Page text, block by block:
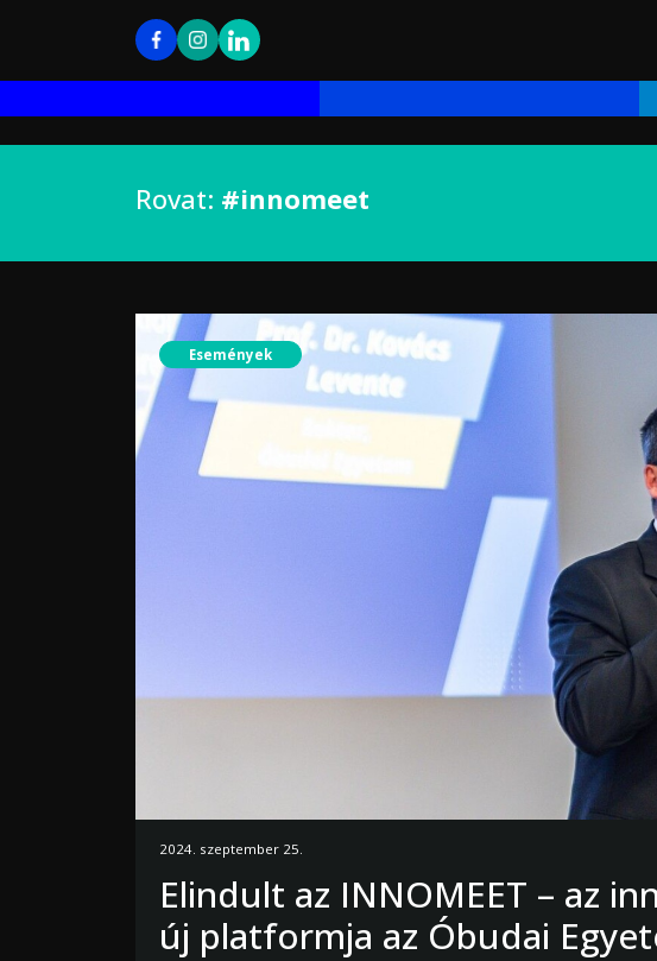
Rovat: #innomeet
Események
2024. szeptember 25.
Elindult az INNOMEET – az
új platformja az Óbudai